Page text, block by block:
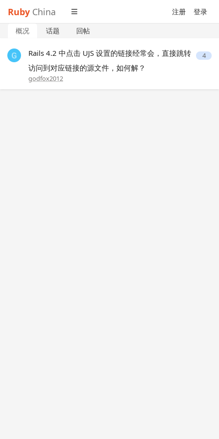
Ruby China 注册 登录
概况 话题 回帖
Rails 4.2 中点击 UJS 设置的链接经常会，直接跳转
访问到对应链接的源文件，如何解？
godfox2012
4